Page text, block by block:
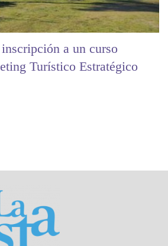
a un curso
Turístico Estratégico